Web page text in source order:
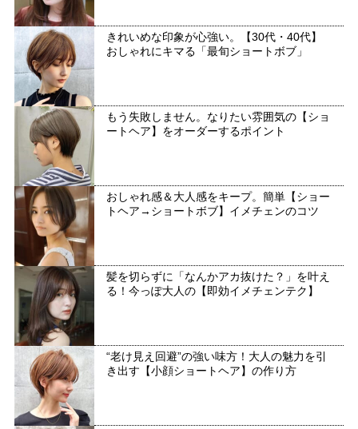
きれいめな印象が心強い。【30代・40代】
おしゃれにキマる「最旬ショートボブ」
もう失敗しません。なりたい雰囲気の【ショ
ートヘア】をオーダーするポイント
おしゃれ感＆大人感をキープ。簡単【ショー
トヘア→ショートボブ】イメチェンのコツ
髪を切らずに「なんかアカ抜けた？」を叶え
る！今っぽ大人の【即効イメチェンテク】
“老け見え回避”の強い味方！大人の魅力を引
き出す【小顔ショートヘア】の作り方